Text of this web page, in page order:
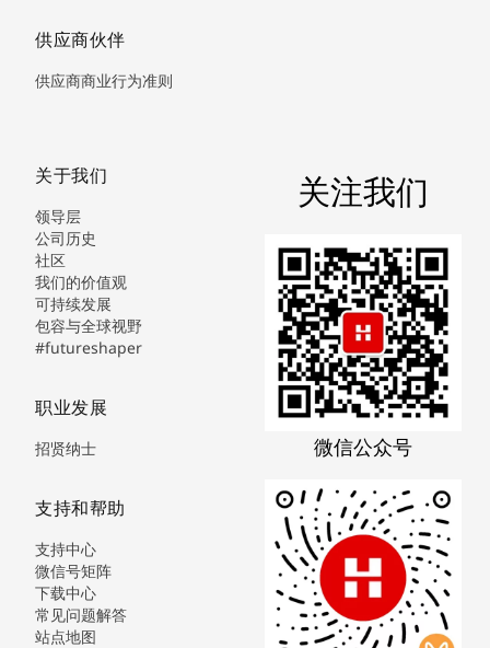
供应商伙伴
供应商商业行为准则
关于我们
领导层
公司历史
社区
我们的价值观
可持续发展
包容与全球视野
#futureshaper
职业发展
招贤纳士
支持和帮助
支持中心
微信号矩阵
下载中心
常见问题解答
站点地图
关注我们
微信公众号